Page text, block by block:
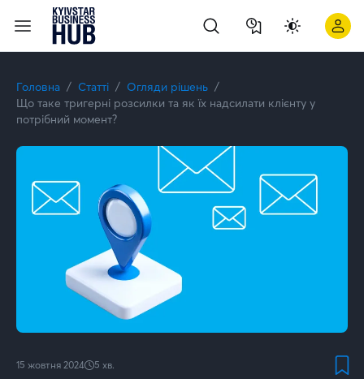
Головна Статті
Огляди рішень
Що таке тригерні розсилки та як їх надсилати клієнту у
потрібний момент?
15 жовтня 2024 5 хв.
Що таке тригерні розсилки та як їх надсилати клієнту у